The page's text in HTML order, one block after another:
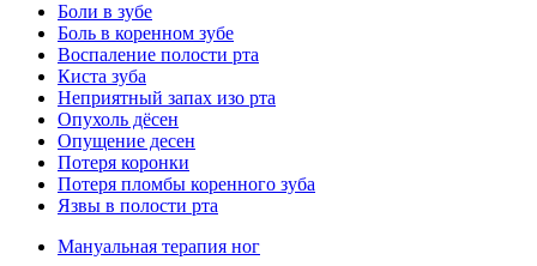
Боли в зубе
Боль в коренном зубе
Воспаление полости рта
Киста зуба
Неприятный запах изо рта
Опухоль дёсен
Опущение десен
Потеря коронки
Потеря пломбы коренного зуба
Язвы в полости рта
Мануальная терапия ног